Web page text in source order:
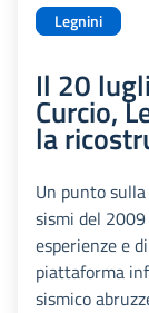
Legnini
Il 20
Curcio,
la
Un punto
sismi del
esperienze e
piattaforma
sismico